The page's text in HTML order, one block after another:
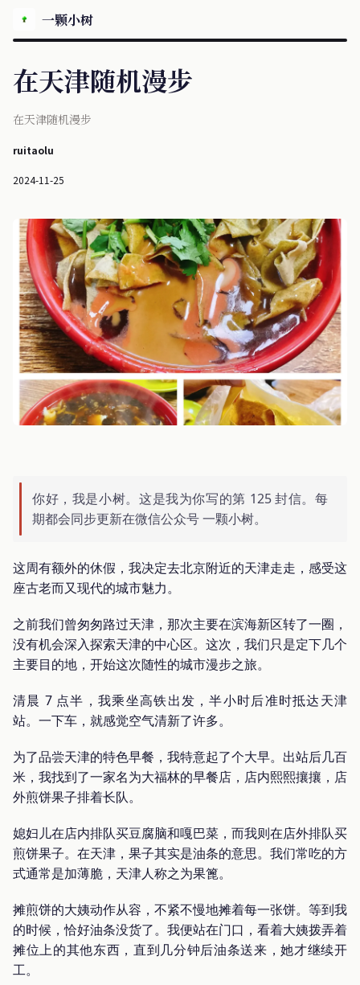
一颗小树
在天津随机漫步
在天津随机漫步
ruitaolu
2024-11-25
你好，我是小树。这是我为你写的第 125 封信。每
期都会同步更新在微信公众号 一颗小树。
这周有额外的休假，我决定去北京附近的天津走走，感受这
座古老而又现代的城市魅力。
之前我们曾匆匆路过天津，那次主要在滨海新区转了一圈，
没有机会深入探索天津的中心区。这次，我们只是定下几个
主要目的地，开始这次随性的城市漫步之旅。
清晨 7 点半，我乘坐高铁出发，半小时后准时抵达天津
站。一下车，就感觉空气清新了许多。
为了品尝天津的特色早餐，我特意起了个大早。出站后几百
米，我找到了一家名为大福林的早餐店，店内熙熙攘攘，店
外煎饼果子排着长队。
媳妇儿在店内排队买豆腐脑和嘎巴菜，而我则在店外排队买
煎饼果子。在天津，果子其实是油条的意思。我们常吃的方
式通常是加薄脆，天津人称之为果篦。
摊煎饼的大姨动作从容，不紧不慢地摊着每一张饼。等到我
的时候，恰好油条没货了。我便站在门口，看着大姨拨弄着
摊位上的其他东西，直到几分钟后油条送来，她才继续开
工。